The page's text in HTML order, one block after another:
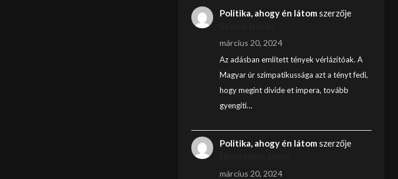
Politika, ahogy én látom szerzője
március 20, 2024
Az adásban említett tények vérlázítóak. A
Magyar úr szimpatikussága azt a tényt fedi,
hogy megint divide et impera, tovább
gyengíti…
Politika, ahogy én látom szerzője
március 20, 2024